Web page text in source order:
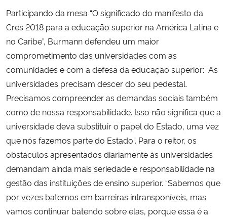
Participando da mesa “O significado do manifesto da
Cres 2018 para a educação superior na América Latina e
no Caribe”, Burmann defendeu um maior
comprometimento das universidades com as
comunidades e com a defesa da educação superior: “As
universidades precisam descer do seu pedestal.
Precisamos compreender as demandas sociais também
como de nossa responsabilidade. Isso não significa que a
universidade deva substituir o papel do Estado, uma vez
que nós fazemos parte do Estado”. Para o reitor, os
obstáculos apresentados diariamente às universidades
demandam ainda mais seriedade e responsabilidade na
gestão das instituições de ensino superior. “Sabemos que
por vezes batemos em barreiras intransponíveis, mas
vamos continuar batendo sobre elas, porque essa é a